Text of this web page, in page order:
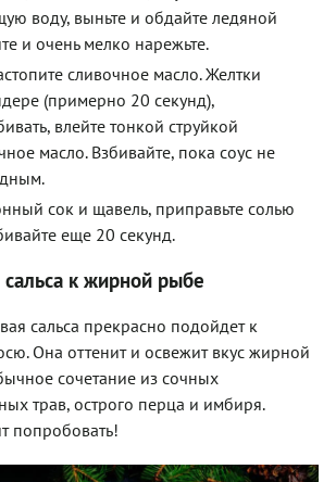
воду, выньте и обдайте ледяной
и очень мелко нарежьте.
сливочное масло. Желтки
(примерно 20 секунд),
влейте тонкой струйкой
масло. Взбивайте, пока соус не
сок и щавель, приправьте солью
еще 20 секунд.
к жирной рыбе
сальса прекрасно подойдет к
Она оттенит и освежит вкус жирной
сочетание из сочных
трав, острого перца и имбиря.
попробовать!